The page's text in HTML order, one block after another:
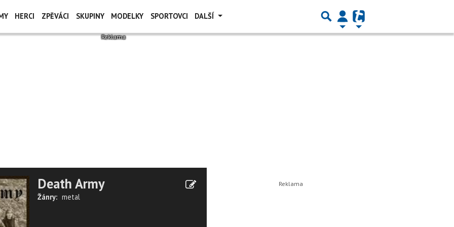
HERCI ZPĚVÁCI SKUPINY MODELKY SPORTOVCI DALŠÍ
Death Army
Žánry: metal